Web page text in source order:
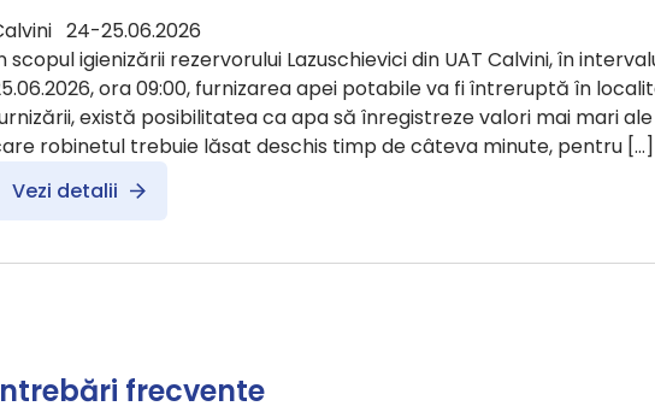
24-25.06.2026
scopul igienizării rezervorului Lazuschievici din UAT Calvini, în
ora 09:00, furnizarea apei potabile va fi întreruptă în
există posibilitatea ca apa să înregistreze valori mai mari
robinetul trebuie lăsat deschis timp de câteva minute, pentru […]
Vezi detalii
frecvente